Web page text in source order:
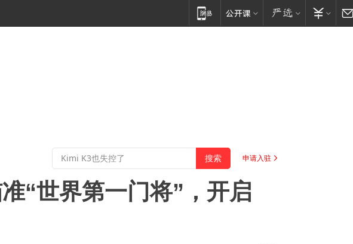
申请入驻
“世界第一门将”，开启